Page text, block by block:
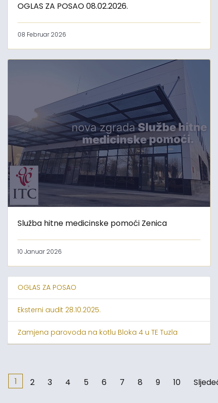
OGLAS ZA POSAO 08.02.2026.
08 Februar 2026
Služba hitne medicinske pomoći Zenica
10 Januar 2026
OGLAS ZA POSAO
Eksterni audit 28.10.2025.
Zamjena parovoda na kotlu Bloka 4 u TE Tuzla
1 2 3 4 5 6 7 8 9 10